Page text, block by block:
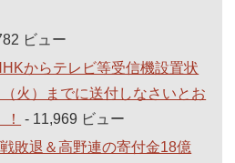
ビュー
からテレビ等受信機設置状
火）までに送付しなさいとお
- 11,969 ビュー
敗退＆高野連の寄付金18億